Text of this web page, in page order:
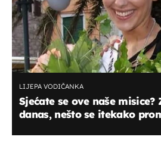
LIJEPA VODIČANKA
Sjećate se ove naše misice?
danas, nešto se itekako